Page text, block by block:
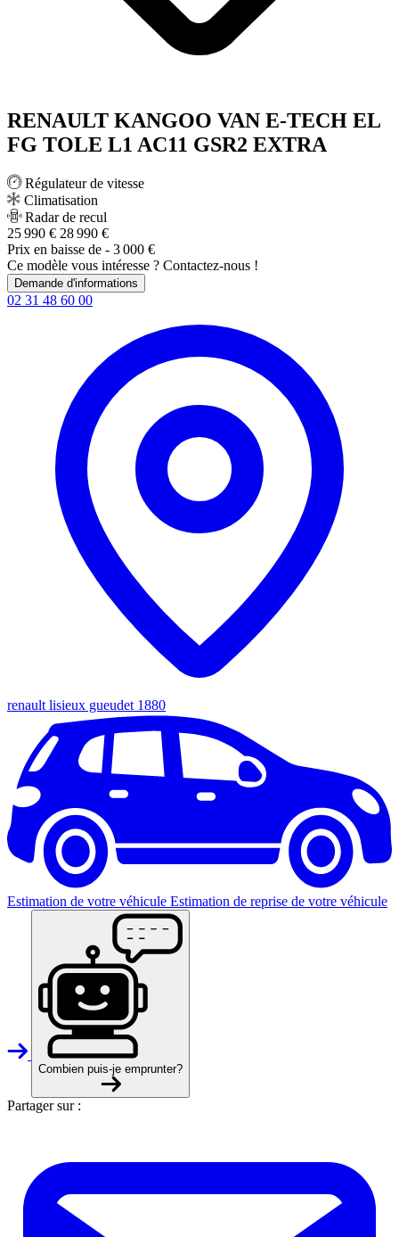
RENAULT KANGOO VAN E-TECH EL
FG TOLE L1 AC11 GSR2 EXTRA
Régulateur de vitesse
Climatisation
Radar de recul
25 990 € 28 990 €
Prix en baisse de - 3 000 €
Ce modèle vous intéresse ? Contactez-nous !
Demande d'informations
02 31 48 60 00
renault lisieux gueudet 1880
Estimation de votre véhicule Estimation de reprise de votre véhicule
Combien puis-je emprunter?
Partager sur :